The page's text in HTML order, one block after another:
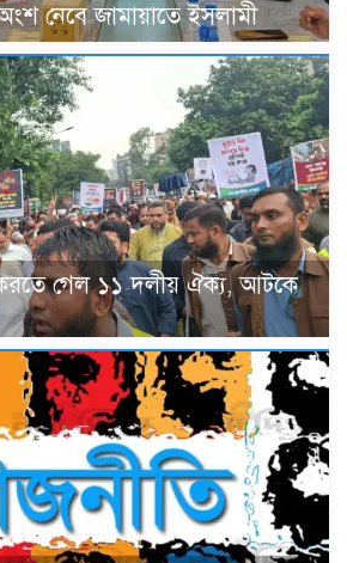
অংশ নেবে জামায়াতে ইসলামী
গেল ১১ দলীয় ঐক্য, আটকে